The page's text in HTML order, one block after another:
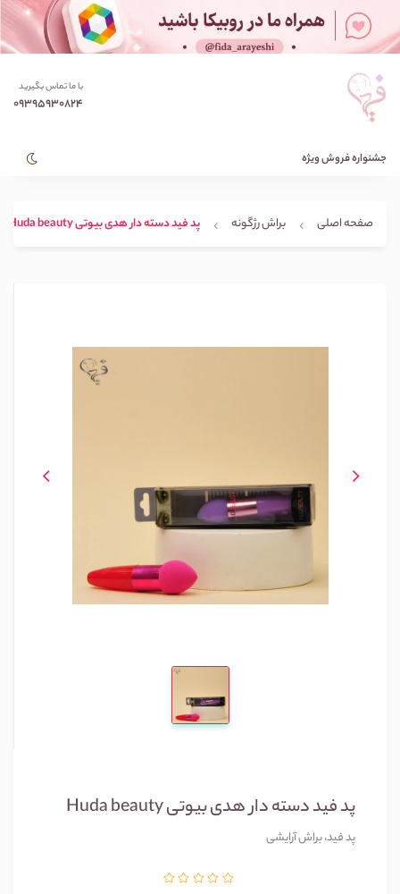
با ما تماس بگیرید
09395930824
جشنواره فروش ویژه
صفحه اصلی براش رژگونه پد فید دسته دار هدی بیوتی Huda beauty
پد فید دسته دار هدی بیوتی Huda beauty
پد فید، براش آرایشی